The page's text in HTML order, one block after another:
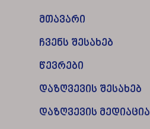
მთავარი
ჩვენს შესახებ
წევრები
დაზღვევის შესახებ
დაზღვევის მედიაცია